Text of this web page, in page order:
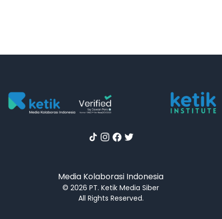
Media Kolaborasi Indonesia
© 2026 PT. Ketik Media Siber
All Rights Reserved.